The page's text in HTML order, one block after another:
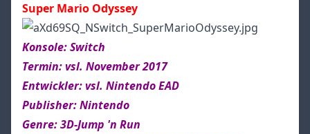
Super Mario Odyssey
Konsole: Switch
Termin: vsl. November 2017
Entwickler: vsl. Nintendo EAD
Publisher: Nintendo
Genre: 3D-Jump 'n Run